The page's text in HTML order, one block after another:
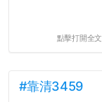
點擊打開全文
#靠清3459